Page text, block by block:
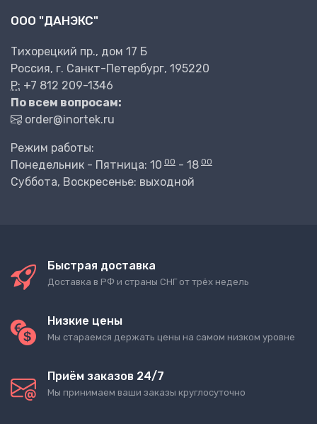
ООО "ДАНЭКС"
Тихорецкий пр., дом 17 Б
Россия, г. Санкт-Петербург, 195220
P: +7 812 209-1346
По всем вопросам:
order@inortek.ru
Режим работы:
Понедельник - Пятница: 10 00 - 18 00
Суббота, Воскресенье: выходной
Быстрая доставка
Доставка в РФ и страны СНГ от трёх недель
Низкие цены
Мы стараемся держать цены на самом низком уровне
Приём заказов 24/7
Мы принимаем ваши заказы круглосуточно